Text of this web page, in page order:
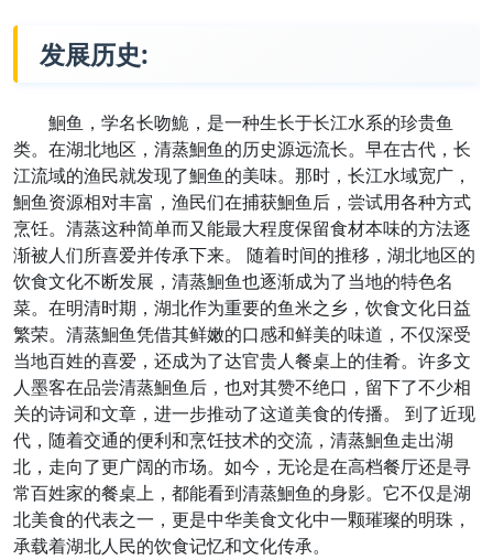
发展历史:
鮰鱼，学名长吻鮠，是一种生长于长江水系的珍贵鱼
类。在湖北地区，清蒸鮰鱼的历史源远流长。早在古代，长
江流域的渔民就发现了鮰鱼的美味。那时，长江水域宽广，
鮰鱼资源相对丰富，渔民们在捕获鮰鱼后，尝试用各种方式
烹饪。清蒸这种简单而又能最大程度保留食材本味的方法逐
渐被人们所喜爱并传承下来。 随着时间的推移，湖北地区的
饮食文化不断发展，清蒸鮰鱼也逐渐成为了当地的特色名
菜。在明清时期，湖北作为重要的鱼米之乡，饮食文化日益
繁荣。清蒸鮰鱼凭借其鲜嫩的口感和鲜美的味道，不仅深受
当地百姓的喜爱，还成为了达官贵人餐桌上的佳肴。许多文
人墨客在品尝清蒸鮰鱼后，也对其赞不绝口，留下了不少相
关的诗词和文章，进一步推动了这道美食的传播。 到了近现
代，随着交通的便利和烹饪技术的交流，清蒸鮰鱼走出湖
北，走向了更广阔的市场。如今，无论是在高档餐厅还是寻
常百姓家的餐桌上，都能看到清蒸鮰鱼的身影。它不仅是湖
北美食的代表之一，更是中华美食文化中一颗璀璨的明珠，
承载着湖北人民的饮食记忆和文化传承。